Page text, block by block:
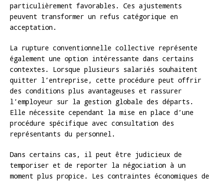
particulièrement favorables. Ces ajustements
peuvent transformer un refus catégorique en
acceptation.
La rupture conventionnelle collective représente
également une option intéressante dans certains
contextes. Lorsque plusieurs salariés souhaitent
quitter l’entreprise, cette procédure peut offrir
des conditions plus avantageuses et rassurer
l’employeur sur la gestion globale des départs.
Elle nécessite cependant la mise en place d’une
procédure spécifique avec consultation des
représentants du personnel.
Dans certains cas, il peut être judicieux de
temporiser et de reporter la négociation à un
moment plus propice. Les contraintes économiques de